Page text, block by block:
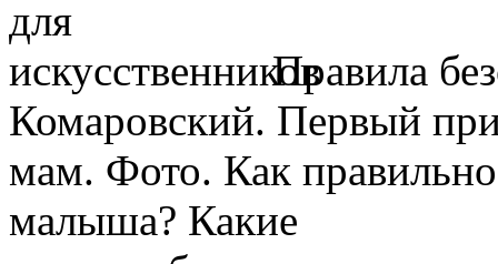
Правила
Комаровский. Первый
мам. Фото. Как
малыша? Какие